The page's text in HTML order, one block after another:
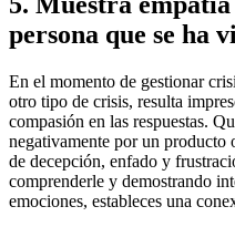
persona que se ha
En el momento de gestionar
otro tipo de crisis, resulta
compasión en las respuestas.
negativamente por un producto
de decepción, enfado y
comprenderle y demostrando
emociones, estableces una